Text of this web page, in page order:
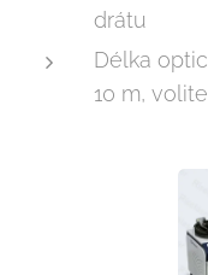
drátu
Délka
10 m,